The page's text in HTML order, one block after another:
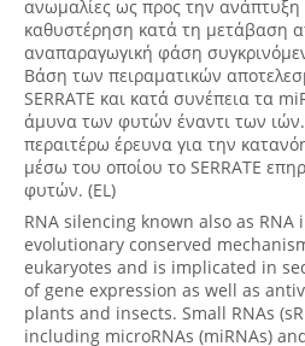
ανωμαλίες ως προς την
καθυστέρηση κατά τη μετάβαση
αναπαραγωγική φάση
Βάση των πειραματικών
SERRATE και κατά συνέπεια τα
άμυνα των φυτών έναντι των
περαιτέρω έρευνα για την
μέσω του οποίου το SERRATE
φυτών. (EL)
RNA silencing known also as RNA
evolutionary conserved
eukaryotes and is implicated in
of gene expression as well as
plants and insects. Small RNAs
including microRNAs (miRNAs)